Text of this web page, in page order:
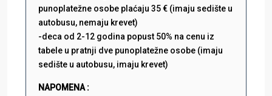
punoplatežne osobe plaćaju 35 € (imaju sedište u
autobusu, nemaju krevet)
-deca od 2-12 godina popust 50% na cenu iz
tabele u pratnji dve punoplatežne osobe (imaju
sedište u autobusu, imaju krevet)
NAPOMENA :